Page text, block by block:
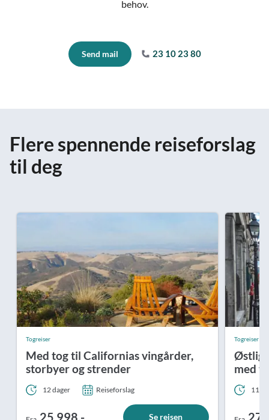
behov.
Send mail 23 10 23 80
Flere spennende reiseforslag
til deg
Togreiser
Med tog til Californias vingårder,
storbyer og strender
12 dager Reiseforslag
25 998,- Se reisen
Togreiser
med
11
27